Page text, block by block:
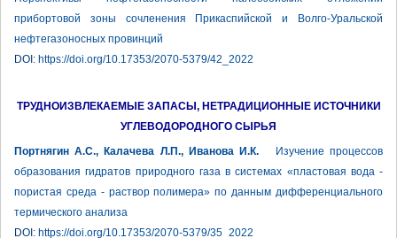
прибортовой зоны сочленения Прикаспийской и Волго-Уральской
нефтегазоносных провинций
DOI: https://doi.org/10.17353/2070-5379/42_2022
ТРУДНОИЗВЛЕКАЕМЫЕ ЗАПАСЫ, НЕТРАДИЦИОННЫЕ ИСТОЧНИКИ
УГЛЕВОДОРОДНОГО СЫРЬЯ
Портнягин А.С., Калачева Л.П., Иванова И.К. Изучение процессов
образования гидратов природного газа в системах «пластовая вода -
пористая среда - раствор полимера» по данным дифференциального
термического анализа
DOI: https://doi.org/10.17353/2070-5379/35_2022